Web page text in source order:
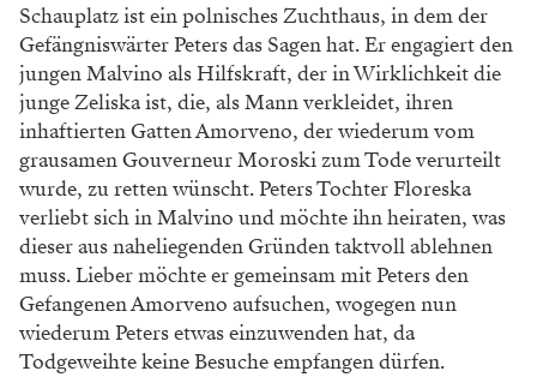
Schauplatz ist ein polnisches Zuchthaus, in dem der
Gefängniswärter Peters das Sagen hat. Er engagiert den
jungen Malvino als Hilfskraft, der in Wirklichkeit die
junge Zeliska ist, die, als Mann verkleidet, ihren
inhaftierten Gatten Amorveno, der wiederum vom
grausamen Gouverneur Moroski zum Tode verurteilt
wurde, zu retten wünscht. Peters Tochter Floreska
verliebt sich in Malvino und möchte ihn heiraten, was
dieser aus naheliegenden Gründen taktvoll ablehnen
muss. Lieber möchte er gemeinsam mit Peters den
Gefangenen Amorveno aufsuchen, wogegen nun
wiederum Peters etwas einzuwenden hat, da
Todgeweihte keine Besuche empfangen dürfen.